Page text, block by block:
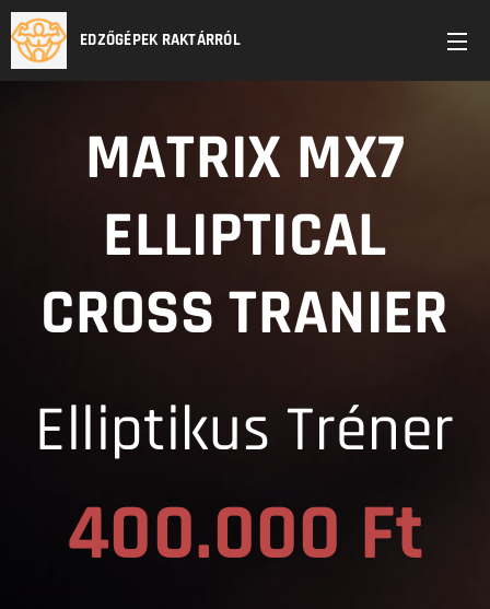
EDZŐGÉPEK RAKTÁRRÓL
MATRIX MX7
ELLIPTICAL
CROSS TRANIER
Elliptikus Tréner
400.000 Ft